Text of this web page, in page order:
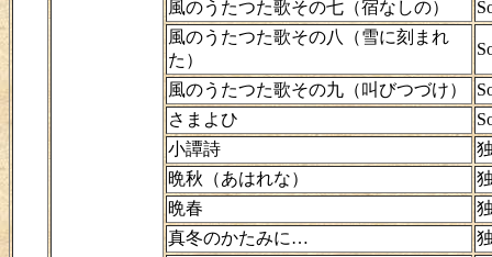
風のうたつた歌その七（宿なしの）
風のうたつた歌その八（雪に刻まれ
た）
風のうたつた歌その九（叫びつづけ）
さまよひ
小譚詩
晩秋（あはれな）
晩春
真冬のかたみに…